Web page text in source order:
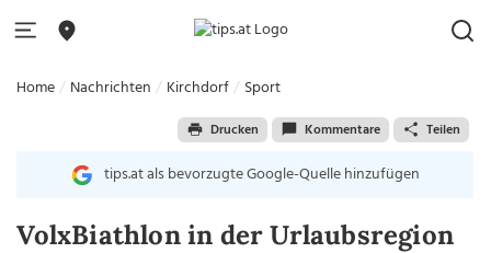
Home Nachrichten Kirchdorf Sport
Drucken Kommentare Teilen
tips.at als bevorzugte Google-Quelle hinzufügen
VolxBiathlon in der Urlaubsregion